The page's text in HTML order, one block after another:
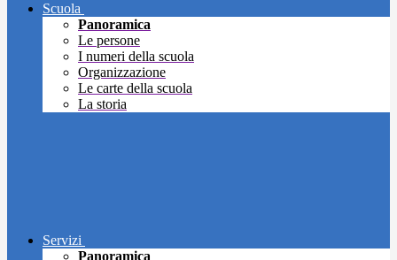
Scuola
Panoramica
Le persone
I numeri della scuola
Organizzazione
Le carte della scuola
La storia
Servizi
Panoramica